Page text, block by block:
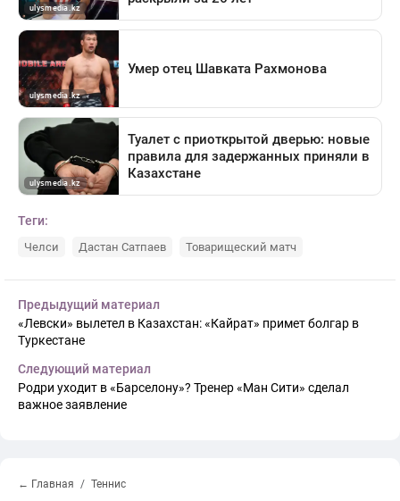
Теги:
Челси Дастан Сатпаев Товарищеский матч
Предыдущий материал
«Левски» вылетел в Казахстан: «Кайрат» примет болгар в
Туркестане
Следующий материал
Родри уходит в «Барселону»? Тренер «Ман Сити» сделал
важное заявление
← Главная Теннис